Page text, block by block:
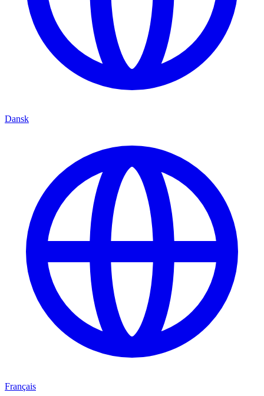
Dansk
Français